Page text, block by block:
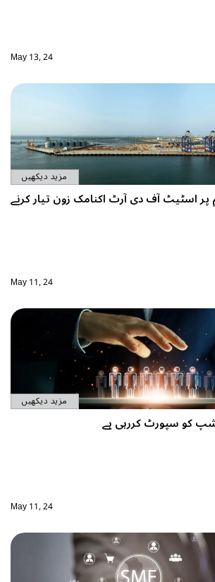
May 13, 24
مزید دیکھیں
اسٹیٹ آف دی آرٹ اکنامک زون تیار کرنے
May 11, 24
مزید دیکھیں
کو سپورٹ کررہی ہے
May 11, 24